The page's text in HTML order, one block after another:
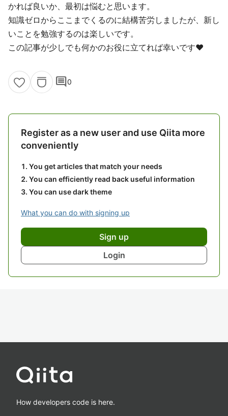
かれば良いか、最初は悩むと思います。
知識ゼロからここまでくるのに結構苦労しましたが、新し
いことを勉強するのは楽しいです。
この記事が少しでも何かのお役に立てれば幸いです♥
comment0
Register as a new user and use Qiita more
conveniently
You get articles that match your needs
You can efficiently read back useful information
You can use dark theme
What you can do with signing up
Sign up
Login
How developers code is here.